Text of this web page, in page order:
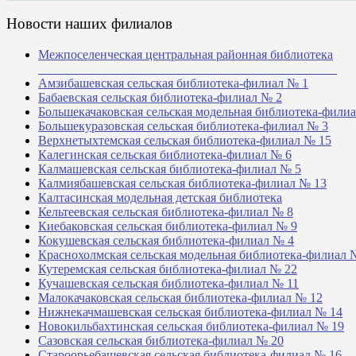
Новости наших филиалов
Межпоселенческая центральная районная библиотека
Амзибашевская сельская библиотека-филиал № 1
Бабаевская сельская библиотека-филиал № 2
Большекачаковская сельская модельная библиотека-
Большекуразовская сельская библиотека-филиал № 3
Верхнетыхтемская сельская библиотека-филиал № 15
Калегинская сельская библиотека-филиал № 6
Калмашевская сельская библиотека-филиал № 5
Калмиябашевская сельская библиотека-филиал № 13
Калтасинская модельная детская библиотека
Кельтеевская сельская библиотека-филиал № 8
Киебаковская сельская библиотека-филиал № 9
Кокушевская сельская библиотека-филиал № 4
Краснохолмская сельская модельная библиотека-филиал
Кутеремская сельская библиотека-филиал № 22
Кучашевская сельская библиотека-филиал № 11
Малокачаковская сельская библиотека-филиал № 12
Нижнекачмашевская сельская библиотека-филиал № 14
Новокильбахтинская сельская библиотека-филиал № 19
Сазовская сельская библиотека-филиал № 20